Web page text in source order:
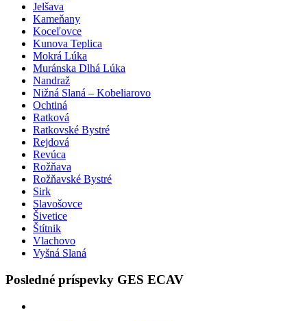
Jelšava
Kameňany
Koceľovce
Kunova Teplica
Mokrá Lúka
Muránska Dlhá Lúka
Nandraž
Nižná Slaná – Kobeliarovo
Ochtiná
Ratková
Ratkovské Bystré
Rejdová
Revúca
Rožňava
Rožňavské Bystré
Sirk
Slavošovce
Šivetice
Štítnik
Vlachovo
Vyšná Slaná
Posledné príspevky GES ECAV